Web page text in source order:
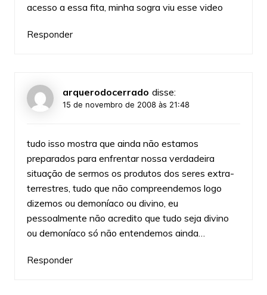
acesso a essa fita, minha sogra viu esse video
Responder
arquerodocerrado disse:
15 de novembro de 2008 às 21:48
tudo isso mostra que ainda não estamos
preparados para enfrentar nossa verdadeira
situação de sermos os produtos dos seres extra-
terrestres, tudo que não compreendemos logo
dizemos ou demoníaco ou divino, eu
pessoalmente não acredito que tudo seja divino
ou demoníaco só não entendemos ainda…
Responder